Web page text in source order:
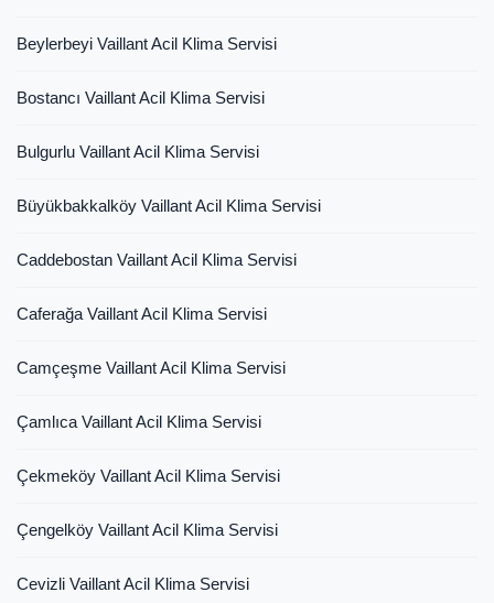
Beylerbeyi Vaillant Acil Klima Servisi
Bostancı Vaillant Acil Klima Servisi
Bulgurlu Vaillant Acil Klima Servisi
Büyükbakkalköy Vaillant Acil Klima Servisi
Caddebostan Vaillant Acil Klima Servisi
Caferağa Vaillant Acil Klima Servisi
Camçeşme Vaillant Acil Klima Servisi
Çamlıca Vaillant Acil Klima Servisi
Çekmeköy Vaillant Acil Klima Servisi
Çengelköy Vaillant Acil Klima Servisi
Cevizli Vaillant Acil Klima Servisi